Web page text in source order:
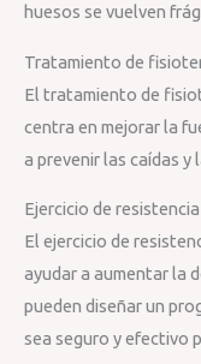
huesos se vuelven
Tratamiento de
El tratamiento de
centra en mejorar la
a prevenir las caídas y
Ejercicio de resistencia
El ejercicio de
ayudar a aumentar la
pueden diseñar un
sea seguro y efectivo